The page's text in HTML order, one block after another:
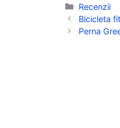
Categorii
Recenzii
Bicicleta
Perna